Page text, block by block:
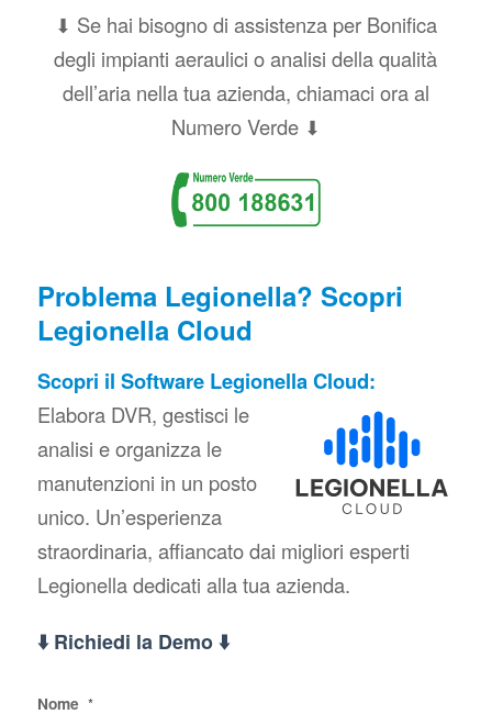
⬇ Se hai bisogno di assistenza per Bonifica
degli impianti aeraulici o analisi della qualità
dell’aria nella tua azienda, chiamaci ora al
Numero Verde ⬇
Problema Legionella? Scopri
Legionella Cloud
Scopri il Software Legionella Cloud:
Elabora DVR, gestisci le
analisi e organizza le
manutenzioni in un posto
unico. Un’esperienza
straordinaria, affiancato dai migliori esperti
Legionella dedicati alla tua azienda.
⬇️ Richiedi la Demo ⬇️
Nome *